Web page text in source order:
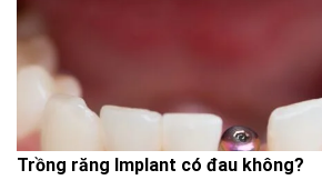
Trồng răng Implant có đau không?